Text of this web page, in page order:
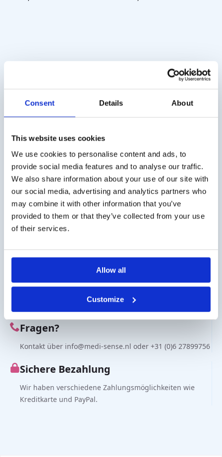
Consent Details About
This website uses cookies
We use cookies to personalise content and ads, to
provide social media features and to analyse our traffic.
We also share information about your use of our site with
our social media, advertising and analytics partners who
may combine it with other information that you’ve
provided to them or that they’ve collected from your use
of their services.
Allow all
Customize
(100 strips)
Versandkosten
Die Versandkosten für Deutschland betragen € 10,- (zzgl.
Lieferung auf Rechnung möglich. Kontaktieren Sie uns
Fragen?
Kontakt über info@medi-sense.nl oder +31 (0)6 27899756
Sichere Bezahlung
Wir haben verschiedene Zahlungsmöglichkeiten wie
Kreditkarte und PayPal.